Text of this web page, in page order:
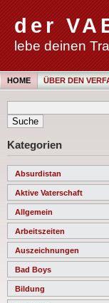
der
lebe deinen
HOME ÜBER DEN
Kategorien
Absurdistan
Aktive Vaterschaft
Allgemein
Arbeitszeiten
Auszeichnungen
Bad Boys
Bildung